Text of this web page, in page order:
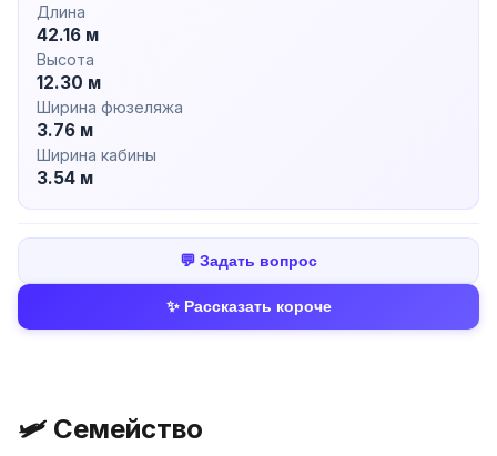
Длина
42.16 м
Высота
12.30 м
Ширина фюзеляжа
3.76 м
Ширина кабины
3.54 м
💬 Задать вопрос
✨ Рассказать короче
🛩️ Семейство